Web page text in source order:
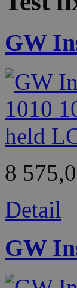
GW
8
Detail
GW